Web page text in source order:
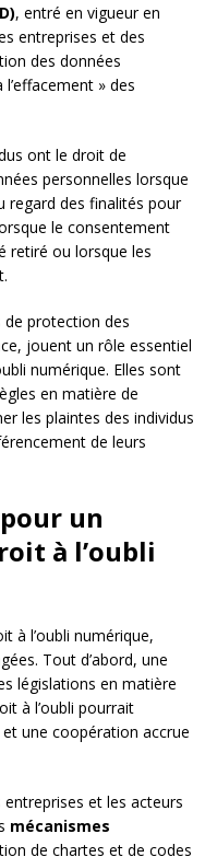
, entré en vigueur en
entreprises et des
des données
» des
ont le droit de
personnelles lorsque
regard des finalités pour
le consentement
retiré ou lorsque les
de protection des
jouent un rôle essentiel
numérique. Elles sont
en matière de
les plaintes des individus
de leurs
un
à l’oubli
à l’oubli numérique,
Tout d’abord, une
législations en matière
à l’oubli pourrait
une coopération accrue
entreprises et les acteurs
mécanismes
de chartes et de codes